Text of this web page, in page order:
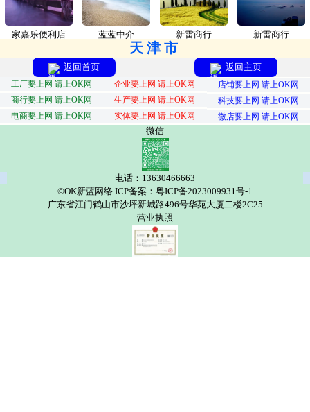
家嘉乐便利店 蓝蓝中介 新雷商行 新雷商行
天津市
返回首页 返回主页
工厂要上网 请上OK网 企业要上网 请上OK网
店铺要上网 请上OK网
商行要上网 请上OK网
生产要上网 请上OK网
科技要上网 请上OK网
电商要上网 请上OK网
实体要上网 请上OK网 微店要上网 请上OK网
微信
电话：13630466663
©OK新蓝网络 ICP备案：粤ICP备2023009931号-1
广东省江门鹤山市沙坪新城路496号华苑大厦二楼2C25
营业执照